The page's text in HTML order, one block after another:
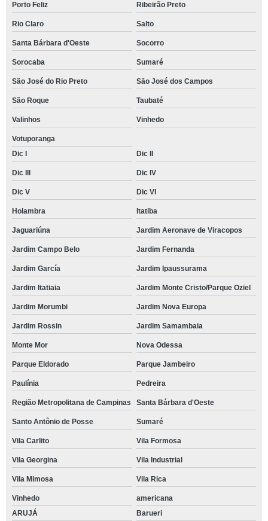
Porto Feliz Ribeirão Preto
Rio Claro Salto
Santa Bárbara d'Oeste Socorro
Sorocaba Sumaré
São José do Rio Preto São José dos Campos
São Roque Taubaté
Valinhos Vinhedo
Votuporanga
Dic I
Dic II
Dic III Dic IV
Dic V Dic VI
Holambra Itatiba
Jaguariúna Jardim Aeronave de Viracopos
Jardim Campo Belo Jardim Fernanda
Jardim García Jardim Ipaussurama
Jardim Itatiaia Jardim Monte Cristo/Parque Oziel
Jardim Morumbi Jardim Nova Europa
Jardim Rossin Jardim Samambaia
Monte Mor Nova Odessa
Parque Eldorado Parque Jambeiro
Paulínia Pedreira
Região Metropolitana de Campinas Santa Bárbara d'Oeste
Santo Antônio de Posse Sumaré
Vila Carlito Vila Formosa
Vila Georgina Vila Industrial
Vila Mimosa Vila Rica
Vinhedo
americana
ARUJÁ
Barueri